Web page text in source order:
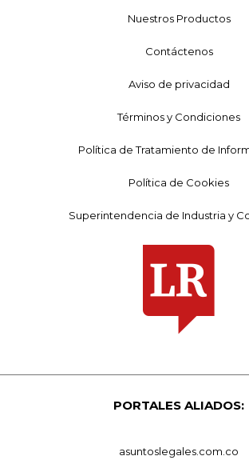
Nuestros Productos
Contáctenos
Aviso de privacidad
Términos y Condiciones
Política de Tratamiento de
Política de Cookies
Superintendencia de Industria y
PORTALES ALIADOS:
asuntoslegales.com.co